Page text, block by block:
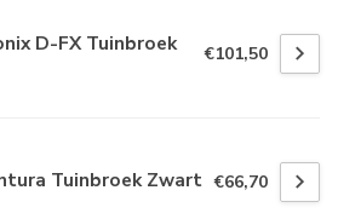
D-FX Tuinbroek €101,50
Tuinbroek Zwart €66,70